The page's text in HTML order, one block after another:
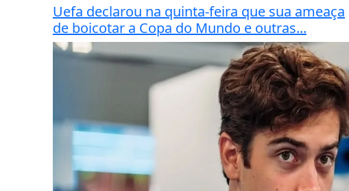
Uefa declarou na quinta-feira que sua ameaça
de boicotar a Copa do Mundo e outras...